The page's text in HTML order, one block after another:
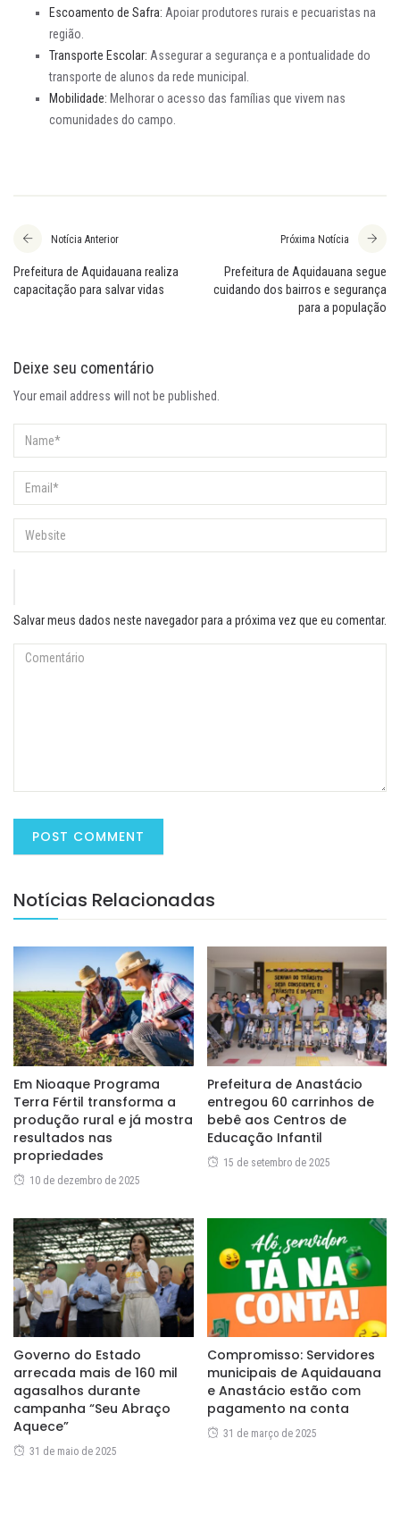
Escoamento de Safra: Apoiar produtores rurais e pecuaristas na
região.
Transporte Escolar: Assegurar a segurança e a pontualidade do
transporte de alunos da rede municipal.
Mobilidade: Melhorar o acesso das famílias que vivem nas
comunidades do campo.
Notícia Anterior
Prefeitura de Aquidauana realiza
capacitação para salvar vidas
Próxima Notícia
Prefeitura de Aquidauana segue
cuidando dos bairros e segurança
para a população
Deixe seu comentário
Your email address will not be published.
Salvar meus dados neste navegador para a próxima vez que eu comentar.
Notícias Relacionadas
Em Nioaque Programa
Terra Fértil transforma a
produção rural e já mostra
resultados nas
propriedades
10 de dezembro de 2025
Prefeitura de Anastácio
entregou 60 carrinhos de
bebê aos Centros de
Educação Infantil
15 de setembro de 2025
Governo do Estado
arrecada mais de 160 mil
agasalhos durante
campanha “Seu Abraço
Aquece”
31 de maio de 2025
Compromisso: Servidores
municipais de Aquidauana
e Anastácio estão com
pagamento na conta
31 de março de 2025